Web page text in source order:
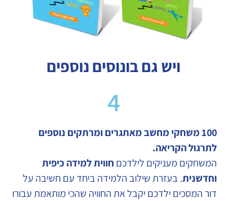
ויש גם בונוסים נוספים
4
100 משחקי מחשב מאתגרים ומרתקים נוספים
לתרגול הקריאה.
המשחקים מעניקים לילדכם חווית למידה כיפית
וחדשנית. בעזרת שילוב הלמידה ביחד עם חשיבה על
דור המסכים ילדכם יקבל את החוויה שהכי מותאמת עבורו